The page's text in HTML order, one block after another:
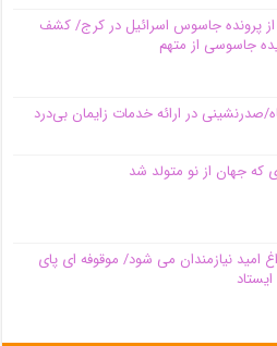
پرونده جاسوس اسرائیل در کرج/‌ کشف
جاسوسی از متهم
که جهان از نو متولد شد
امید نیازمندان می شود/ موقوفه ای پای